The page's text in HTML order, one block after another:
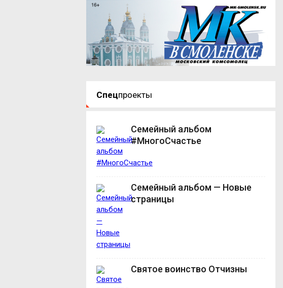
Спецпроекты
Семейный альбом
#МногоСчастье
Семейный альбом — Новые
страницы
Святое воинство Отчизны